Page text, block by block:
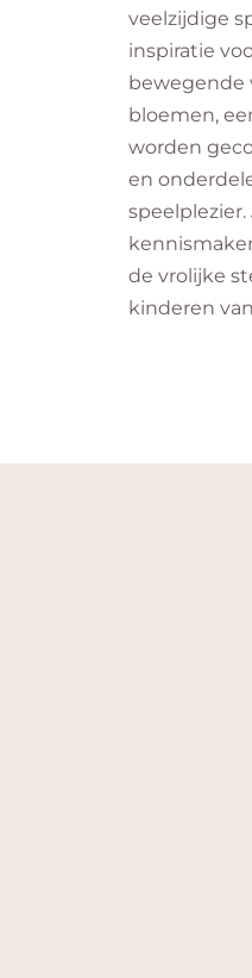
veelzijdige
inspiratie
bewegende
bloemen,
worden
en
de vrolijke
kinderen